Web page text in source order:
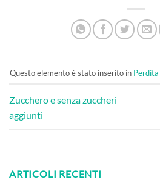
Questo elemento è stato inserito in Perdita
Zucchero e senza zuccheri
aggiunti
ARTICOLI RECENTI